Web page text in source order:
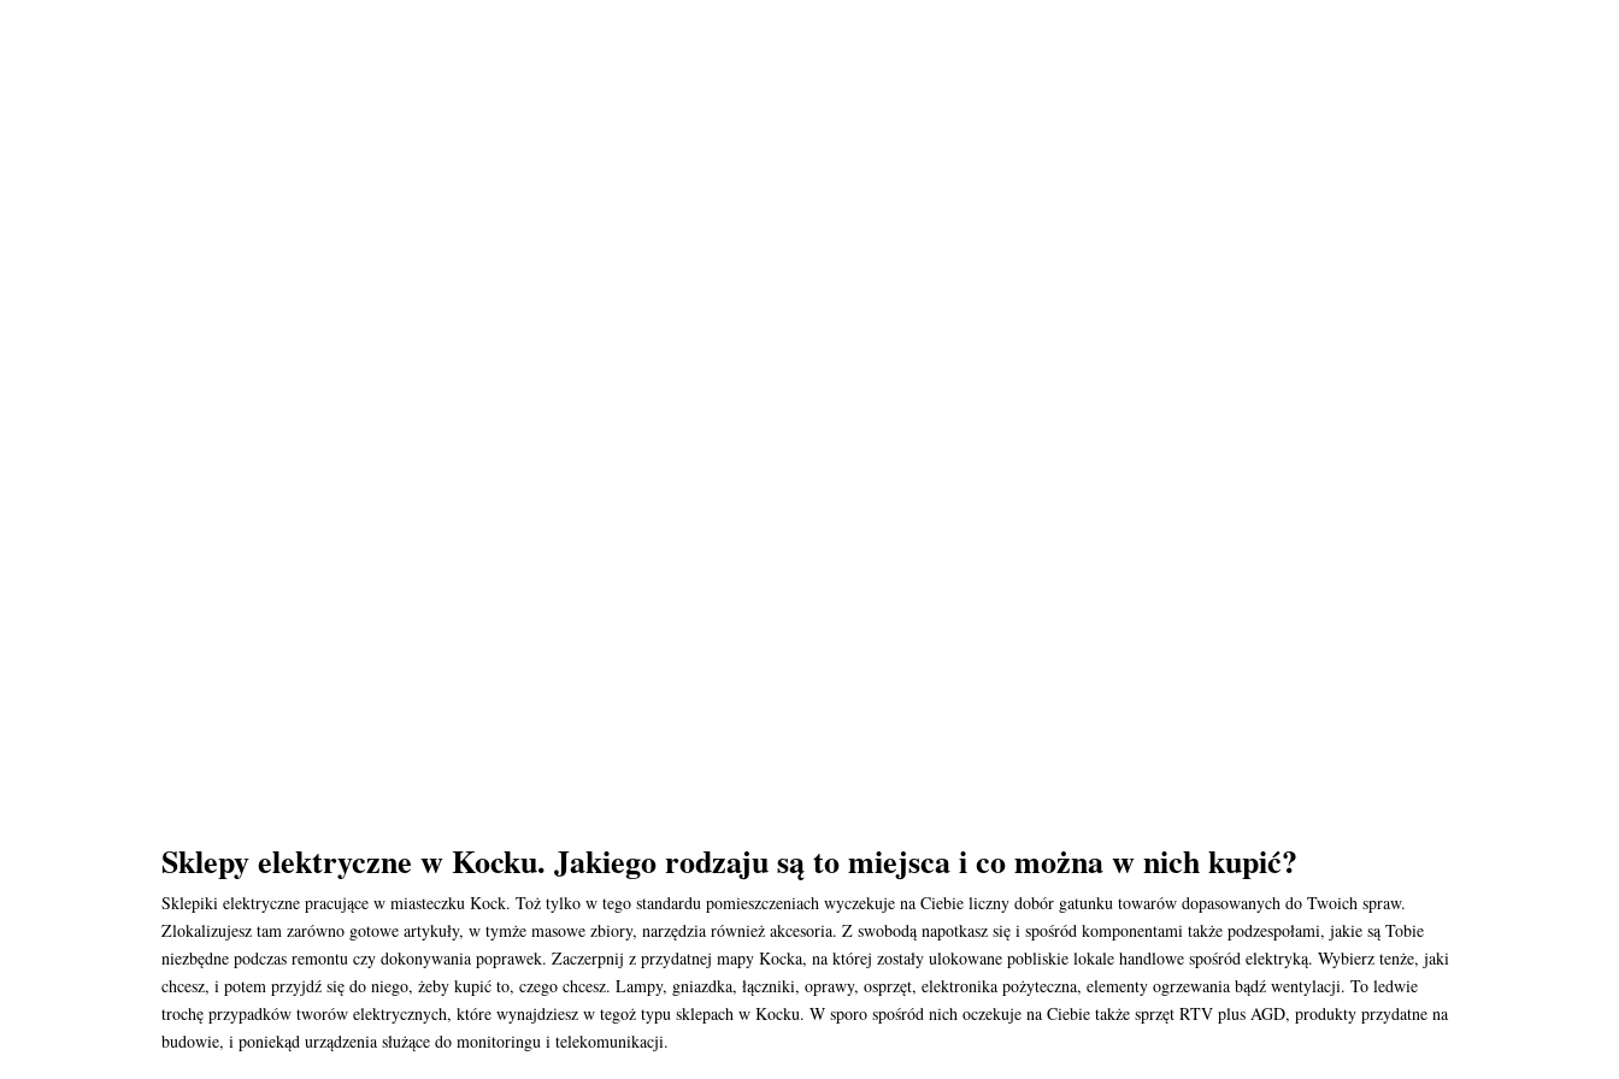
Sklepy elektryczne w Kocku. Jakiego rodzaju są to miejsca i co można w nich kupić?
Sklepiki elektryczne pracujące w miasteczku Kock. Toż tylko w tego standardu pomieszczeniach wyczekuje na Ciebie liczny dobór gatunku towarów dopasowanych do Twoich spraw.
Zlokalizujesz tam zarówno gotowe artykuły, w tymże masowe zbiory, narzędzia również akcesoria. Z swobodą napotkasz się i spośród komponentami także podzespołami, jakie są Tobie
niezbędne podczas remontu czy dokonywania poprawek. Zaczerpnij z przydatnej mapy Kocka, na której zostały ulokowane pobliskie lokale handlowe spośród elektryką. Wybierz tenże, jaki
chcesz, i potem przyjdź się do niego, żeby kupić to, czego chcesz. Lampy, gniazdka, łączniki, oprawy, osprzęt, elektronika pożyteczna, elementy ogrzewania bądź wentylacji. To ledwie
trochę przypadków tworów elektrycznych, które wynajdziesz w tegoż typu sklepach w Kocku. W sporo spośród nich oczekuje na Ciebie także sprzęt RTV plus AGD, produkty przydatne na
budowie, i poniekąd urządzenia służące do monitoringu i telekomunikacji.